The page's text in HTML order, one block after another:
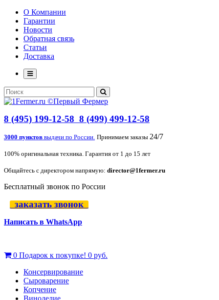
О Компании
Гарантии
Новости
Обратная связь
Статьи
Доставка
8 (495) 199-12-58 8 (499) 499-12-58
3000 пунктов выдачи по России. Принимаем заказы 24/7
100% оригинальная техника. Гарантия от 1 до 15 лет
Общайтесь с директором напрямую: director@1fermer.ru
Бесплатный звонок по России
заказать звонок
Написать в WhatsApp
0 Подарок к покупке! 0 руб.
Консервирование
Сыроварение
Копчение
Виноделие